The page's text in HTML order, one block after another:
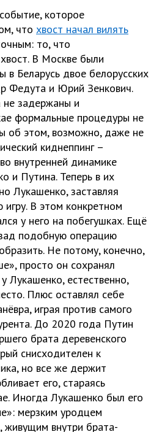
которое
что хвост начал вилять
то, что
В Москве были
в Беларусь двое белорусских
Федута и Юрий Зенкович.
не задержаны и
формальные процедуры не
об этом, возможно, даже не
киднеппинг –
внутренней динамике
и Путина. Теперь в их
Лукашенко, заставляя
игру. В этом конкретном
у него на побегушках. Ещё
подобную операцию
Не потому, конечно,
просто он сохранял
Лукашенко, естественно,
Плюс оставлял себе
играя против самого
До 2020 года Путин
брата деревенского
снисходителен к
но все же держит
его, стараясь
Иногда Лукашенко был его
мерзким уродцем
живущим внутри брата-